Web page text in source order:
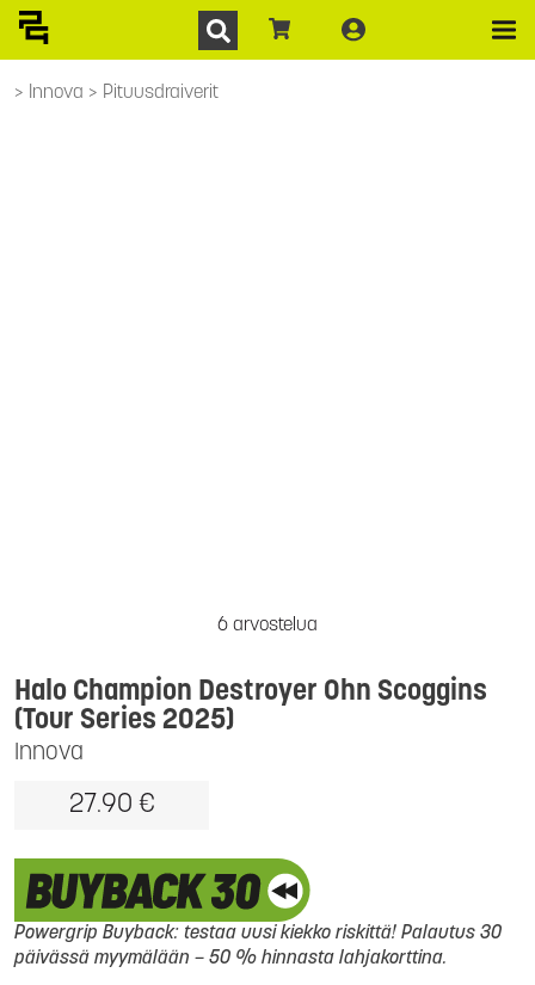
Innova Pituusdraiverit
6 arvostelua
Innova
Halo Champion Destroyer Ohn Scoggins
(Tour Series 2025)
27.90 €
Powergrip Buyback: testaa uusi kiekko riskittä! Palautus 30
päivässä myymälään – 50 % hinnasta lahjakorttina.